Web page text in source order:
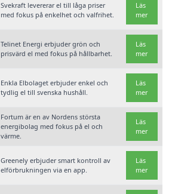
Svekraft levererar el till låga priser
med fokus på enkelhet och valfrihet.
Läs
mer
Telinet Energi erbjuder grön och
prisvärd el med fokus på hållbarhet.
Läs
mer
Enkla Elbolaget erbjuder enkel och
tydlig el till svenska hushåll.
Läs
mer
Fortum är en av Nordens största
energibolag med fokus på el och
värme.
Läs
mer
Greenely erbjuder smart kontroll av
elförbrukningen via en app.
Läs
mer